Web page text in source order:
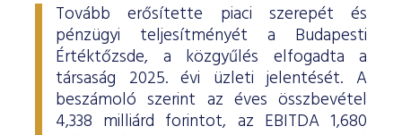
Tovább erősítette piaci szerepét és
pénzügyi teljesítményét a Budapesti
Értéktőzsde, a közgyűlés elfogadta a
társaság 2025. évi üzleti jelentését. A
beszámoló szerint az éves összbevétel
4,338 milliárd forintot, az EBITDA 1,680